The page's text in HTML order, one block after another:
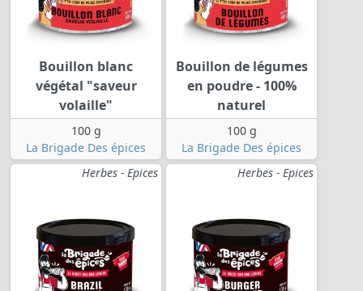
Bouillon blanc
végétal "saveur
volaille"
100 g
La Brigade Des épices
Bouillon de légumes
en poudre - 100%
naturel
100 g
La Brigade Des épices
Herbes - Epices
Herbes - Epices